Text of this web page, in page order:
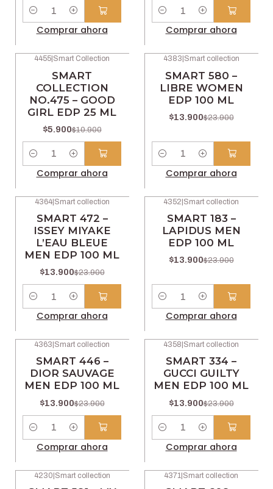
Comprar ahora Comprar ahora
4455 Smart Collection
SMART
COLLECTION
NO.475 – GOOD
GIRL EDP 25 ML
$5.900$10.900
Cantidad
Comprar ahora
4383 Smart collection
SMART 580 –
LIBRE WOMEN
EDP 100 ML
$13.900$23.900
Cantidad
Comprar ahora
4364|Smart collection
SMART 472 –
ISSEY MIYAKE
L’EAU BLEUE
MEN EDP 100 ML
$13.900$23.900
Comprar ahora
4352|Smart collection
SMART 183 –
LAPIDUS MEN
EDP 100 ML
$13.900$23.900
Comprar ahora
4363 Smart collection
SMART 446 –
DIOR SAUVAGE
MEN EDP 100 ML
$13.900$23.900
Cantidad
Comprar ahora
4358 Smart collection
SMART 334 –
GUCCI GUILTY
MEN EDP 100 ML
$13.900$23.900
Cantidad
Comprar ahora
4230|Smart collection 4371 |Smart collection